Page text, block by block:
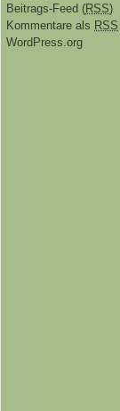
Beitrags-Feed (RSS)
Kommentare als RSS
WordPress.org